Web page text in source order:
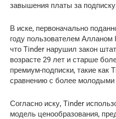
завышения платы за
В иске, первоначально
году пользователем
что Tinder нарушил закон
возрасте 29 лет и старше
премиум-подписки, такие как
сравнению с более молодыми
Согласно иску, Tinder
модель ценообразования,